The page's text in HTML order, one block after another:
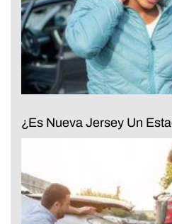
¿Es Nueva Jersey Un